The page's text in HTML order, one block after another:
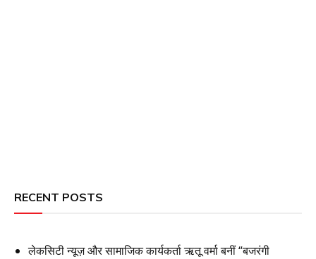
RECENT POSTS
लेकसिटी न्यूज़ और सामाजिक कार्यकर्ता ऋतू वर्मा बनीं “बजरंगी